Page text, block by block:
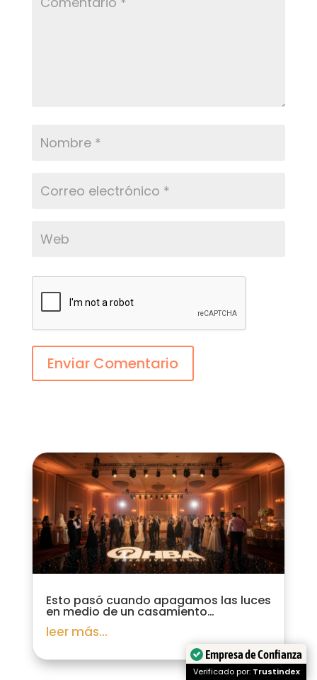
Enviar Comentario
Esto pasó cuando apagamos las luces
en medio de un casamiento…
leer más...
Empresa de Confianza
Verificado por: Trustindex